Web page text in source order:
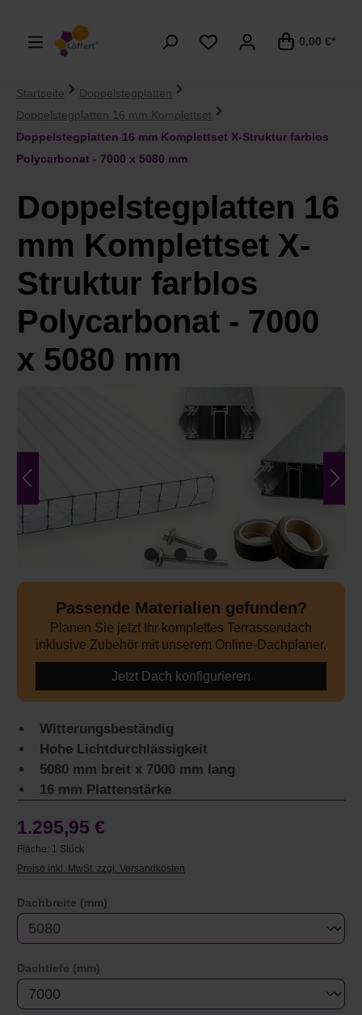
0,00 €*
Startseite
Doppelstegplatten
Doppelstegplatten 16 mm Komplettset
Doppelstegplatten 16 mm Komplettset X-Struktur farblos
Polycarbonat - 7000 x 5080 mm
Doppelstegplatten 16
mm Komplettset X-
Struktur farblos
Polycarbonat - 7000
x 5080 mm
Passende Materialien gefunden?
Planen Sie jetzt Ihr komplettes Terrassendach
inklusive Zubehör mit unserem Online-Dachplaner.
Jetzt Dach konfigurieren
Witterungsbeständig
Hohe Lichtdurchlässigkeit
5080 mm breit x 7000 mm lang
16 mm Plattenstärke
1.295,95 €
Fläche: 1 Stück
Preise inkl. MwSt. zzgl. Versandkosten
Dachbreite (mm)
Dachtiefe (mm)